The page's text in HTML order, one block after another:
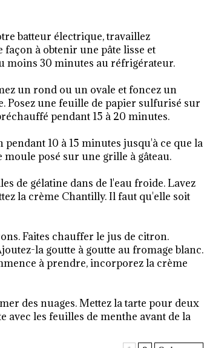
batteur électrique, travaillez
à obtenir une pâte lisse et
moins 30 minutes au réfrigérateur.
un rond ou un ovale et foncez un
Posez une feuille de papier sulfurisé sur
pendant 15 à 20 minutes.
10 à 15 minutes jusqu'à ce que la
posé sur une grille à gâteau.
de gélatine dans de l'eau froide. Lavez
la crème Chantilly. Il faut qu'elle soit
Faites chauffer le jus de citron.
la goutte à goutte au fromage blanc.
à prendre, incorporez la crème
des nuages. Mettez la tarte pour deux
avec les feuilles de menthe avant de la